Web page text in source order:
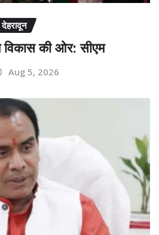
देहरादून
विकास की ओर: सीएम
Aug 5, 2026